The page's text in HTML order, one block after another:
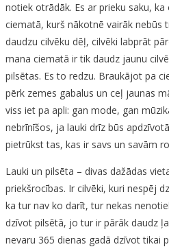
notiek otrādāk. Es ar prieku saku, ka
ciematā, kurš nākotnē vairāk nebūs
daudzu cilvēku dēļ, cilvēki labprāt
mana ciematā ir tik daudz jaunu
pilsētas. Es to redzu. Braukājot pa
pērk zemes gabalus un ceļ jaunas
viss iet pa apli: gan mode, gan
nebrīnīšos, ja lauki drīz būs
pietrūkst tas, kas ir savs un savām
Lauki un pilsēta – divas dažādas
priekšrocības. Ir cilvēki, kuri nespēj
ka tur nav ko darīt, tur nekas
dzīvot pilsētā, jo tur ir pārāk daudz
nevaru 365 dienas gadā dzīvot tikai